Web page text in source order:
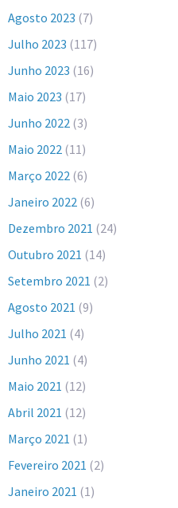
Agosto 2023 (7)
Julho 2023 (117)
Junho 2023 (16)
Maio 2023 (17)
Junho 2022 (3)
Maio 2022 (11)
Março 2022 (6)
Janeiro 2022 (6)
Dezembro 2021 (24)
Outubro 2021 (14)
Setembro 2021 (2)
Agosto 2021 (9)
Julho 2021 (4)
Junho 2021 (4)
Maio 2021 (12)
Abril 2021 (12)
Março 2021 (1)
Fevereiro 2021 (2)
Janeiro 2021 (1)